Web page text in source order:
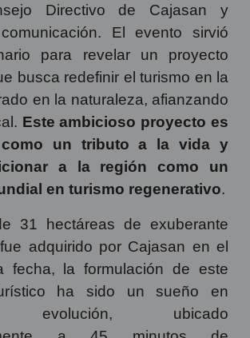
Directivo de Cajasan y
El evento sirvió
para revelar un proyecto
busca redefinir el turismo en la
en la naturaleza, afianzando
Este ambicioso proyecto es
como un tributo a la vida y
a la región como un
en turismo regenerativo.
31 hectáreas de exuberante
adquirido por Cajasan en el
la formulación de este
ha sido un sueño en
evolución, ubicado